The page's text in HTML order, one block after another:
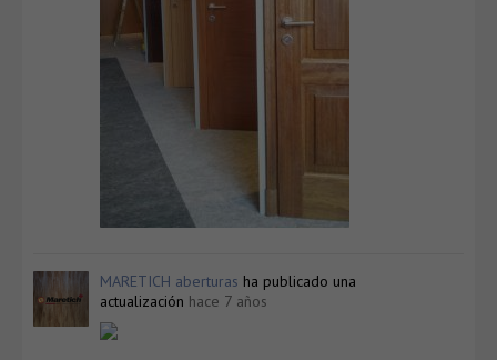
MARETICH aberturas ha publicado una
actualización hace 7 años